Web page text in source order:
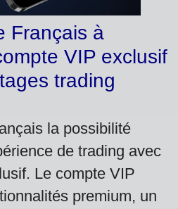
Français à
VIP exclusif
trading
la possibilité
de trading avec
Le compte VIP
premium, un